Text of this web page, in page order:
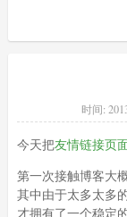
时间:
今天把友情链接页
第一次接触博客大
其中由于太多太多
才拥有了一个稳定